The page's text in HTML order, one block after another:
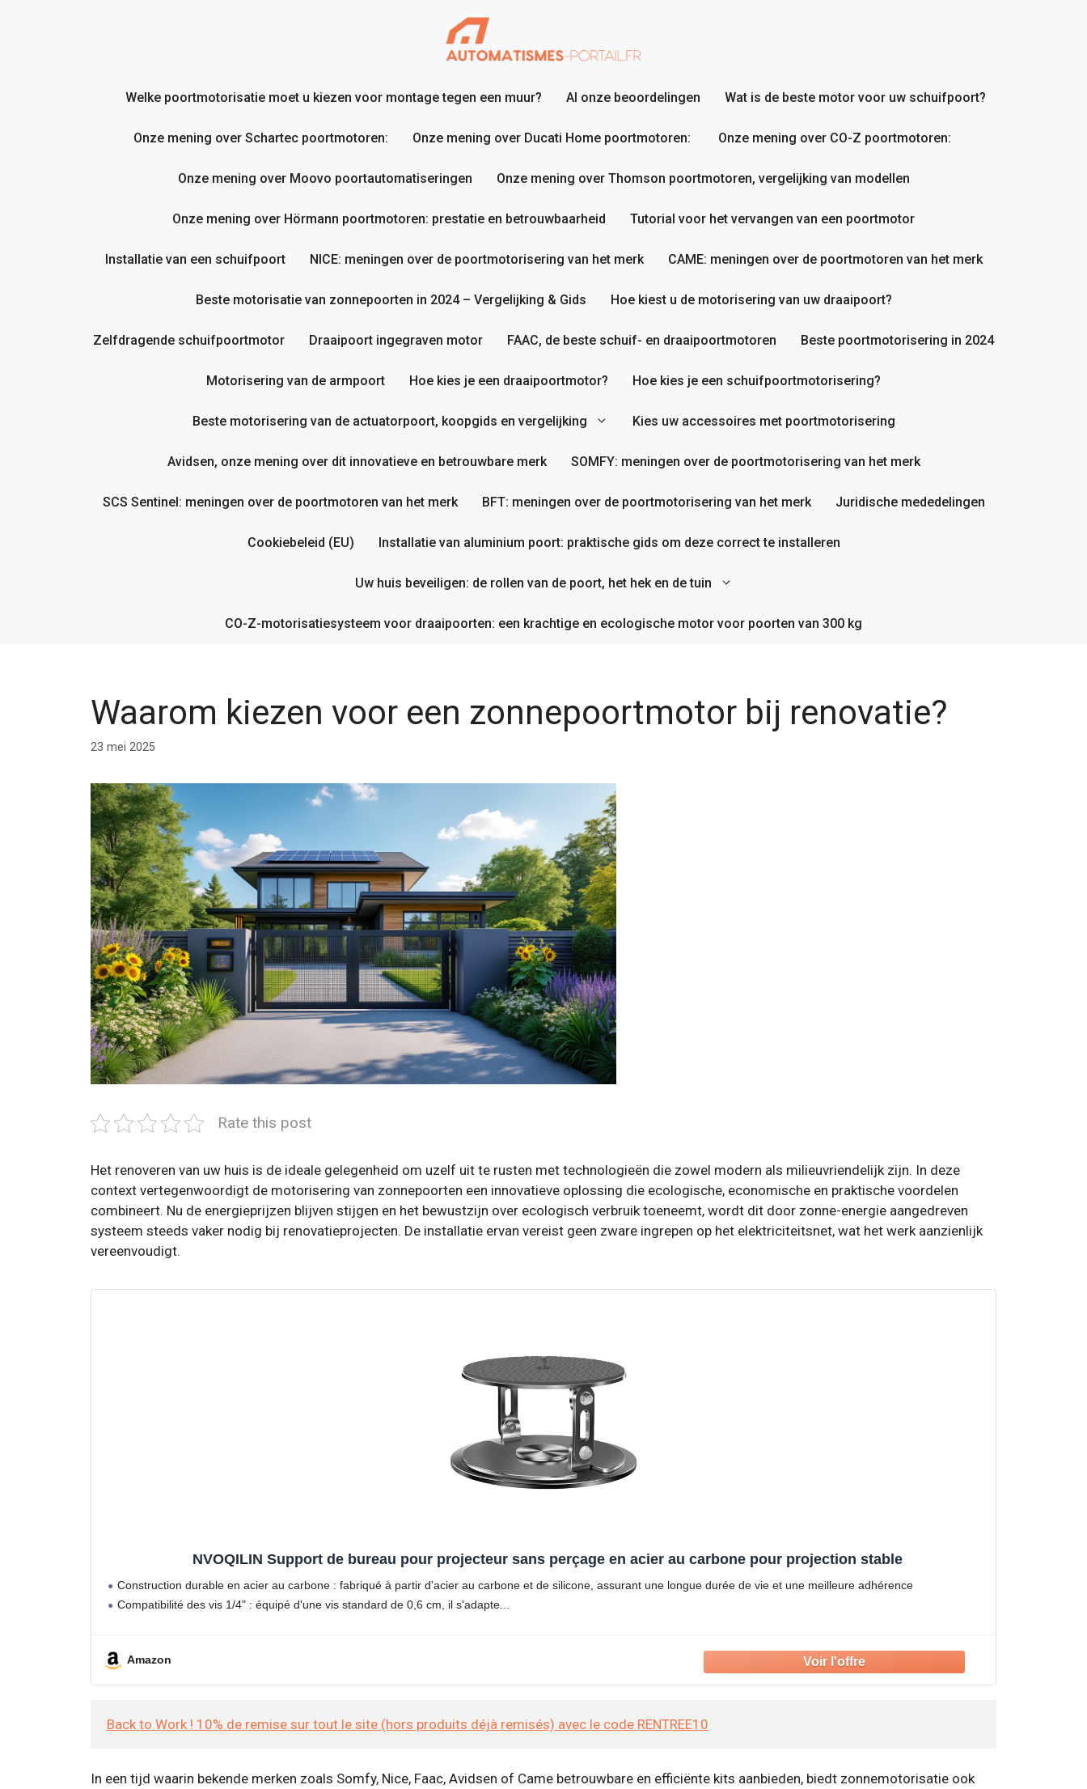
Welke poortmotorisatie moet u kiezen voor montage tegen een muur? Al onze beoordelingen Wat is de beste motor voor uw schuifpoort?
Onze mening over Schartec poortmotoren: Onze mening over Ducati Home poortmotoren: Onze mening over CO-Z poortmotoren:
Onze mening over Moovo poortautomatiseringen Onze mening over Thomson poortmotoren, vergelijking van modellen
Onze mening over Hörmann poortmotoren: prestatie en betrouwbaarheid Tutorial voor het vervangen van een poortmotor
Installatie van een schuifpoort NICE: meningen over de poortmotorisering van het merk CAME: meningen over de poortmotoren van het merk
Beste motorisatie van zonnepoorten in 2024 – Vergelijking & Gids Hoe kiest u de motorisering van uw draaipoort?
Zelfdragende schuifpoortmotor Draaipoort ingegraven motor FAAC, de beste schuif- en draaipoortmotoren Beste poortmotorisering in 2024
Motorisering van de armpoort Hoe kies je een draaipoortmotor? Hoe kies je een schuifpoortmotorisering?
Beste motorisering van de actuatorpoort, koopgids en vergelijking Kies uw accessoires met poortmotorisering
Avidsen, onze mening over dit innovatieve en betrouwbare merk SOMFY: meningen over de poortmotorisering van het merk
SCS Sentinel: meningen over de poortmotoren van het merk BFT: meningen over de poortmotorisering van het merk Juridische mededelingen
Cookiebeleid (EU) Installatie van aluminium poort: praktische gids om deze correct te installeren
Uw huis beveiligen: de rollen van de poort, het hek en de tuin
CO-Z-motorisatiesysteem voor draaipoorten: een krachtige en ecologische motor voor poorten van 300 kg
Waarom kiezen voor een zonnepoortmotor bij renovatie?
23 mei 2025
Rate this post
Het renoveren van uw huis is de ideale gelegenheid om uzelf uit te rusten met technologieën die zowel modern als milieuvriendelijk zijn. In deze
context vertegenwoordigt de motorisering van zonnepoorten een innovatieve oplossing die ecologische, economische en praktische voordelen
combineert. Nu de energieprijzen blijven stijgen en het bewustzijn over ecologisch verbruik toeneemt, wordt dit door zonne-energie aangedreven
systeem steeds vaker nodig bij renovatieprojecten. De installatie ervan vereist geen zware ingrepen op het elektriciteitsnet, wat het werk aanzienlijk
vereenvoudigt.
NVOQILIN Support de bureau pour projecteur sans perçage en acier au carbone pour projection stable
Construction durable en acier au carbone : fabriqué à partir d'acier au carbone et de silicone, assurant une longue durée de vie et une meilleure adhérence
Compatibilité des vis 1/4" : équipé d'une vis standard de 0,6 cm, il s'adapte
Amazon
Back to Work ! 10% de remise sur tout le site (hors produits déjà remisés) avec le code RENTREE10
In een tijd waarin bekende merken zoals Somfy, Nice, Faac, Avidsen of Came betrouwbare en efficiënte kits aanbieden, biedt zonnemotorisatie ook